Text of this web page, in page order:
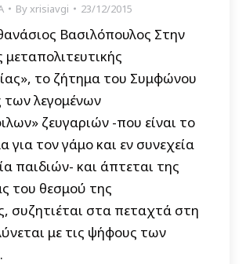
Byxrisiavgi 23/12/2015
Βασιλόπουλος Στην
μεταπολιτευτικής
το ζήτημα του Συμφώνου
λεγομένων
ζευγαριών -που είναι το
για τον γάμο και εν συνεχεία
παιδιών- και άπτεται της
του θεσμού της
συζητιέται στα πεταχτά στη
με τις ψήφους των